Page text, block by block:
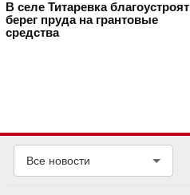
В селе Титаревка благоустроят
берег пруда на грантовые
средства
Все новости